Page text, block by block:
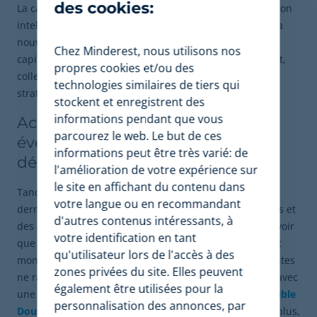
La campagne ne s'arrête pas le 25 décembre. Une gestion
intelligente de la dernière ligne droite et du début de la
nouvelle année est essentielle pour liquider les stocks,
capitaliser sur les ventes de dernière minute et, surtout,
collecter des données pour améliorer votre future
stratégie.
Acheteurs de dernière minute et
événements promotionnels de
décembre
Tandis que vous vous concentrez sur les acheteurs de
dernière minute avec des garanties de livraison express et
des cartes-cadeaux numériques, il est important de savoir
que la fenêtre promotionnelle de décembre est large et
mondiale. Sur de nombreux marchés, la saison des ventes
ne ralentit pas. Sur d'autres, notamment en Asie mais avec
une influence mondiale, des campagnes comme le
Double
Douze (12.12)prolongent l'activité promotionnelle. De plus,
des cookies:
Chez Minderest, nous utilisons nos
propres cookies et/ou des
technologies similaires de tiers qui
stockent et enregistrent des
informations pendant que vous
parcourez le web. Le but de ces
informations peut être très varié: de
l'amélioration de votre expérience sur
le site en affichant du contenu dans
votre langue ou en recommandant
d'autres contenus intéressants, à
votre identification en tant
qu'utilisateur lors de l'accès à des
zones privées du site. Elles peuvent
également être utilisées pour la
personnalisation des annonces, par